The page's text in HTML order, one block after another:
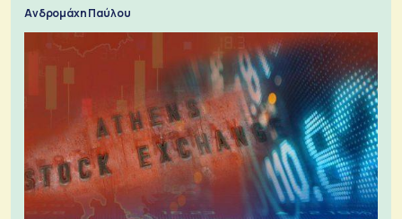
Ανδρομάχη Παύλου